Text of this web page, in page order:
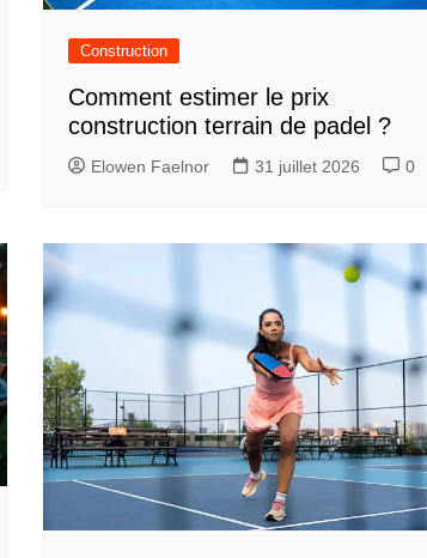
Construction
Comment estimer le prix
construction terrain de padel ?
Elowen Faelnor 31 juillet 2026 0